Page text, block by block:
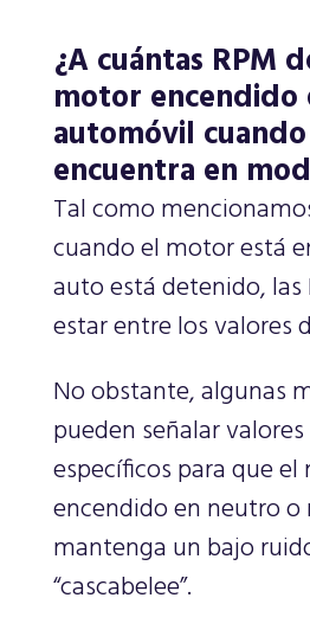
¿A cuántas RPM
motor encendido
automóvil
encuentra en
Tal como
cuando el motor está
auto está detenido, las
estar entre los valores
No obstante, algunas
pueden señalar
específicos para que
encendido en neutro
mantenga un bajo
“cascabelee”.